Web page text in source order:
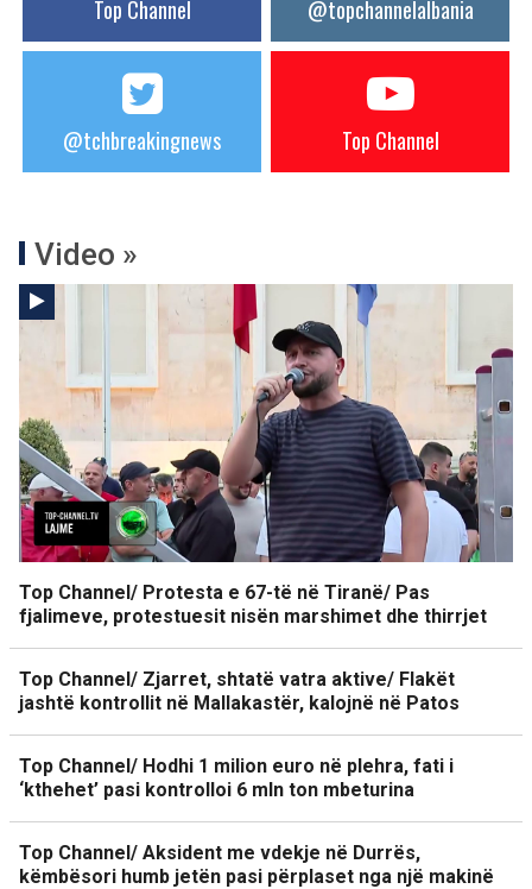
Top Channel @topchannelalbania
@tchbreakingnews Top Channel
Video »
Top Channel/ Protesta e 67-të në Tiranë/ Pas
fjalimeve, protestuesit nisën marshimet dhe thirrjet
Top Channel/ Zjarret, shtatë vatra aktive/ Flakët
jashtë kontrollit në Mallakastër, kalojnë në Patos
Top Channel/ Hodhi 1 milion euro në plehra, fati i
‘kthehet’ pasi kontrolloi 6 mln ton mbeturina
Top Channel/ Aksident me vdekje në Durrës,
këmbësori humb jetën pasi përplaset nga një makinë